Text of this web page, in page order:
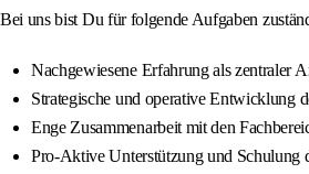
Bei uns bist Du für folgende Aufgaben
Nachgewiesene Erfahrung als zentraler
Strategische und operative Entwicklung
Enge Zusammenarbeit mit den
Pro-Aktive Unterstützung und Schulung